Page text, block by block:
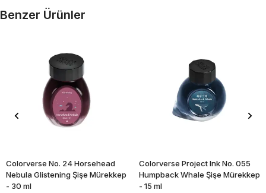
Benzer Ürünler
Colorverse No. 24 Horsehead
Nebula Glistening Şişe Mürekkep
- 30 ml
Colorverse Project Ink No. 055
Humpback Whale Şişe Mürekkep
- 15 ml